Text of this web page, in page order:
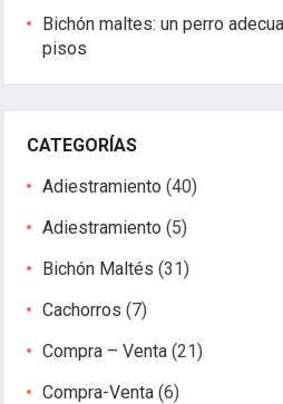
Bichón maltes: un perro
pisos
CATEGORÍAS
Adiestramiento (40)
Adiestramiento (5)
Bichón Maltés (31)
Cachorros (7)
Compra – Venta (21)
Compra-Venta (6)